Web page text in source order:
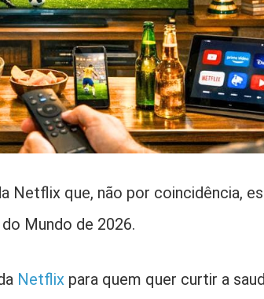
Netflix que, não por coincidência,
Mundo de 2026.
Netflix para quem quer curtir a